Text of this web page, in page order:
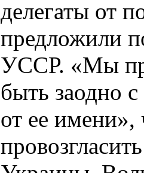
делегаты от
предложили
УССР. «Мы
быть заодно
от ее имени»,